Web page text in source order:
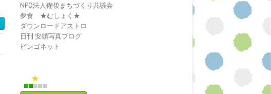
NPO法人備後まちづくり共議会
夢食 ★むしょく★
ダウンロードアストロ
日刊 安頓写真ブログ
ビンゴネット